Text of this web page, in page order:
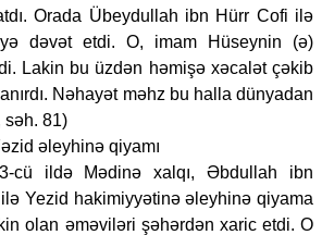
Orada Übeydullah ibn Hürr Cofi ilə
dəvət etdi. O, imam Hüseynin (ə)
Lakin bu üzdən həmişə xəcalət çəkib
Nəhayət məhz bu halla dünyadan
səh. 81)
əleyhinə qiyamı
cü ildə Mədinə xalqı, Əbdullah ibn
ilə Yezid hakimiyyətinə əleyhinə qiyama
olan əməviləri şəhərdən xaric etdi. O